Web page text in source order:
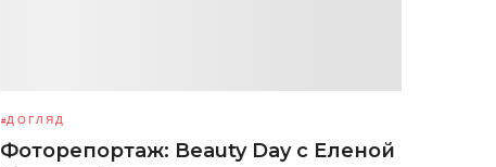
ДОГЛЯД
Фоторепортаж: Beauty Day с Еленой